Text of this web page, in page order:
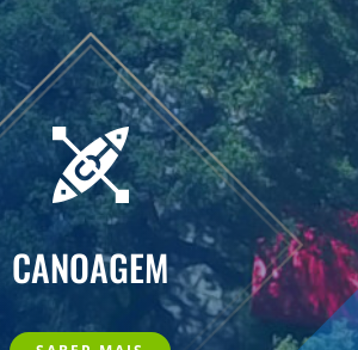
CANOAGEM